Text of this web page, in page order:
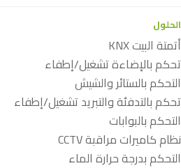
الحلول
أتمتة البيت KNX
تحكم بالإضاءة تشغيل/إطفاء
التحكم بالستائر والشيش
تحكم بالتدفئة والتبريد تشغيل/إطفاء
التحكم بالبوابات
نظام كاميرات مراقبة CCTV
التحكم بدرجة حرارة الماء